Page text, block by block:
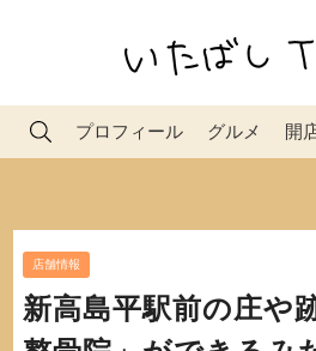
プロフィール グルメ 開
店舗情報
新高島平駅前の庄や